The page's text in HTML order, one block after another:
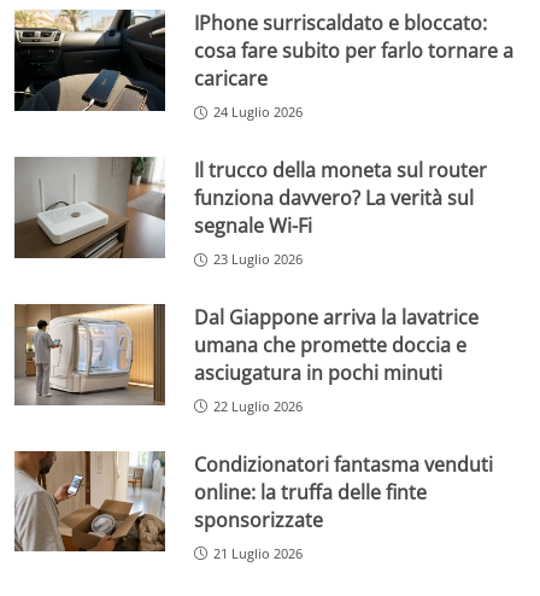
IPhone surriscaldato e bloccato:
cosa fare subito per farlo tornare a
caricare
24 Luglio 2026
Il trucco della moneta sul router
funziona davvero? La verità sul
segnale Wi-Fi
23 Luglio 2026
Dal Giappone arriva la lavatrice
umana che promette doccia e
asciugatura in pochi minuti
22 Luglio 2026
Condizionatori fantasma venduti
online: la truffa delle finte
sponsorizzate
21 Luglio 2026